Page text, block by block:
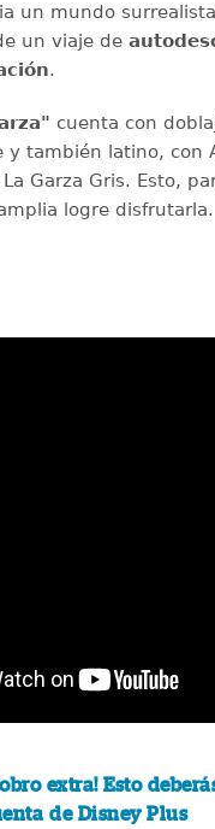
un mundo
un viaje de
.
cuenta con
y también latino, con
Garza Gris. Esto,
logre disfrutarla.
extra! Esto
de Disney Plus